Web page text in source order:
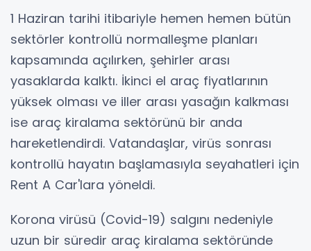
1 Haziran tarihi itibariyle hemen hemen bütün
sektörler kontrollü normalleşme planları
kapsamında açılırken, şehirler arası
yasaklarda kalktı. İkinci el araç fiyatlarının
yüksek olması ve iller arası yasağın kalkması
ise araç kiralama sektörünü bir anda
hareketlendirdi. Vatandaşlar, virüs sonrası
kontrollü hayatın başlamasıyla seyahatleri için
Rent A Car'lara yöneldi.
Korona virüsü (Covid-19) salgını nedeniyle
uzun bir süredir araç kiralama sektöründe